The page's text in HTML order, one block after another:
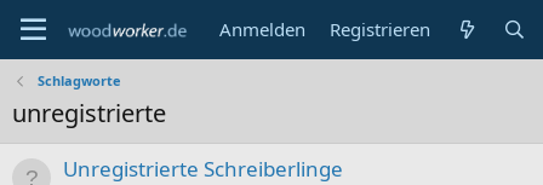
Anmelden Registrieren
Schlagworte
unregistrierte
Unregistrierte Schreiberlinge